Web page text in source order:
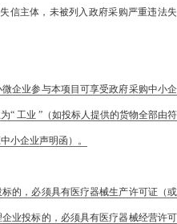
信主体，未被列入政府采购严重违法失
企业参与本项目可享受政府采购中小企
“ 工业 ”（如投标人提供的货物全部由符
小企业声明函）。
的，必须具有医疗器械生产许可证（或
业投标的，必须具有医疗器械经营许可